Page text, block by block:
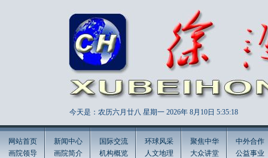
今天是：农历六月廿八 星期一 2026年 8月10日 5:35:20
网站首页
画院领导
新闻中心
画院简介
国际交流
机构概览
环球风采
人文地理
聚焦中华
大众讲堂
中外合作
公益事业